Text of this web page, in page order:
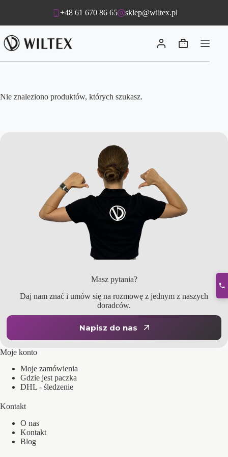
+48 61 670 86 65 sklep@wiltex.pl
Koszyk
Nie znaleziono produktów, których szukasz.
Masz pytania?
Daj nam znać i umów się na rozmowę z jednym z naszych
doradców.
Napisz do nas
Moje konto
Moje zamówienia
Gdzie jest paczka
DHL - śledzenie
Kontakt
O nas
Kontakt
Blog